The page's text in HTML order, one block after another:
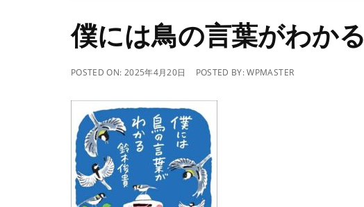
僕には鳥の言葉がわかる
POSTED ON: 2025年4月20日 POSTED BY:WPMASTER